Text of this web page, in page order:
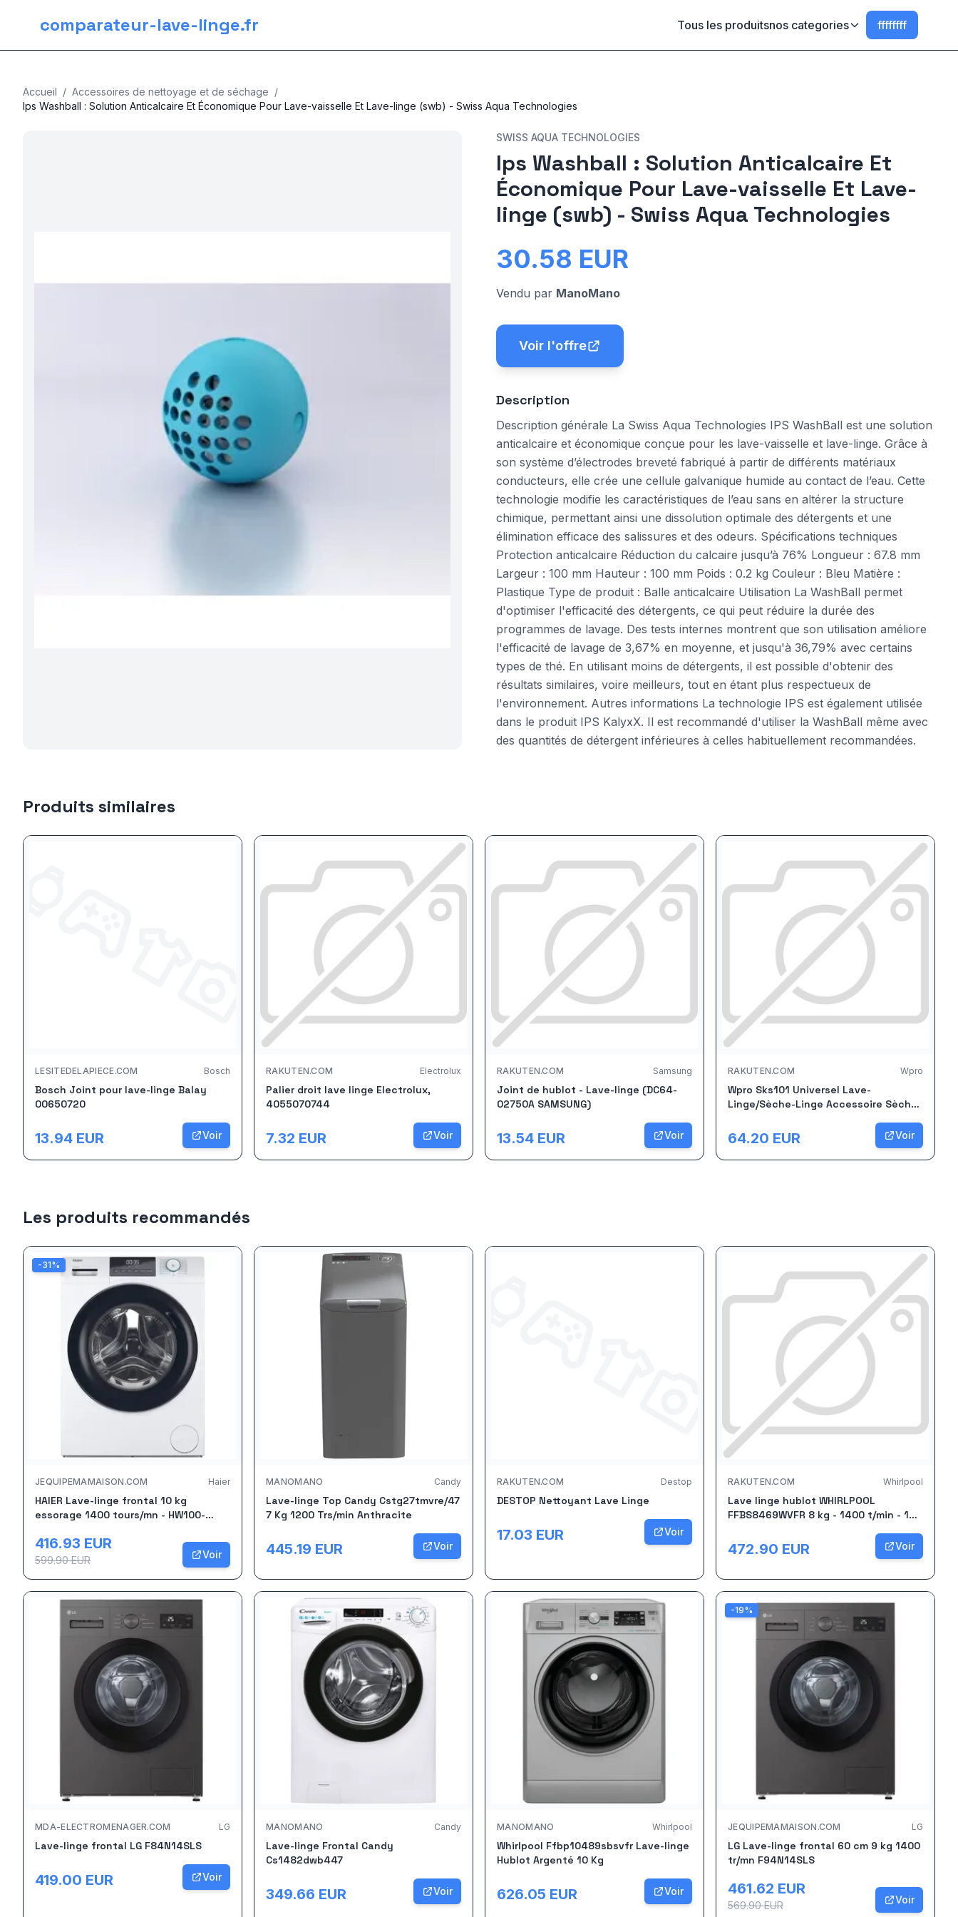
comparateur-lave-linge.fr Tous les produitsnos categories ffffffff
Accueil / Accessoires de nettoyage et de séchage /
Ips Washball : Solution Anticalcaire Et Économique Pour Lave-vaisselle Et Lave-linge (swb) - Swiss Aqua Technologies
SWISS AQUA TECHNOLOGIES
Ips Washball : Solution Anticalcaire Et
Économique Pour Lave-vaisselle Et Lave-
linge (swb) - Swiss Aqua Technologies
30.58 EUR
Vendu par ManoMano
Voir l'offre
Description
Description générale La Swiss Aqua Technologies IPS WashBall est une solution
anticalcaire et économique conçue pour les lave-vaisselle et lave-linge. Grâce à
son système d’électrodes breveté fabriqué à partir de différents matériaux
conducteurs, elle crée une cellule galvanique humide au contact de l’eau. Cette
technologie modifie les caractéristiques de l’eau sans en altérer la structure
chimique, permettant ainsi une dissolution optimale des détergents et une
élimination efficace des salissures et des odeurs. Spécifications techniques
Protection anticalcaire Réduction du calcaire jusqu’à 76% Longueur : 67.8 mm
Largeur : 100 mm Hauteur : 100 mm Poids : 0.2 kg Couleur : Bleu Matière :
Plastique Type de produit : Balle anticalcaire Utilisation La WashBall permet
d'optimiser l'efficacité des détergents, ce qui peut réduire la durée des
programmes de lavage. Des tests internes montrent que son utilisation améliore
l'efficacité de lavage de 3,67% en moyenne, et jusqu'à 36,79% avec certains
types de thé. En utilisant moins de détergents, il est possible d'obtenir des
résultats similaires, voire meilleurs, tout en étant plus respectueux de
l'environnement. Autres informations La technologie IPS est également utilisée
dans le produit IPS KalyxX. Il est recommandé d'utiliser la WashBall même avec
des quantités de détergent inférieures à celles habituellement recommandées.
Produits similaires
LESITEDELAPIECE.COM Bosch
Bosch Joint pour lave-linge Balay
00650720
13.94 EUR Voir
RAKUTEN.COM Electrolux
Palier droit lave linge Electrolux,
4055070744
7.32 EUR Voir
RAKUTEN.COM Samsung
Joint de hublot - Lave-linge (DC64-
02750A SAMSUNG)
13.54 EUR Voir
RAKUTEN.COM Wpro
Wpro Sks101 Universel Lave-
Linge/Sèche-Linge Accessoire Sèche-
64.20 EUR Voir
Les produits recommandés
-31%
JEQUIPEMAMAISON.COM Haier
HAIER Lave-linge frontal 10 kg
essorage 1400 tours/mn - HW100-
416.93 EUR
599.90 EUR Voir
MANOMANO Candy
Lave-linge Top Candy Cstg27tmvre/47
7 Kg 1200 Trs/min Anthracite
445.19 EUR Voir
RAKUTEN.COM Destop
DESTOP Nettoyant Lave Linge
17.03 EUR Voir
RAKUTEN.COM Whirlpool
Lave linge hublot WHIRLPOOL
FFBS8469WVFR 8 kg - 1400 t/min - 14
472.90 EUR Voir
MDA-ELECTROMENAGER.COM LG
Lave-linge frontal LG F84N14SLS
419.00 EUR Voir
MANOMANO Candy
Lave-linge Frontal Candy
Cs1482dwb447
349.66 EUR Voir
MANOMANO Whirlpool
Whirlpool Ffbp10489sbsvfr Lave-linge
Hublot Argenté 10 Kg
626.05 EUR Voir
-19%
JEQUIPEMAMAISON.COM LG
LG Lave-linge frontal 60 cm 9 kg 1400
tr/mn F94N14SLS
461.62 EUR
569.90 EUR Voir